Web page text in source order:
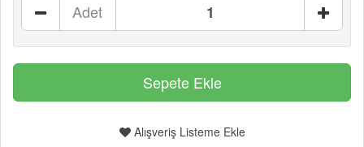
Adet
Alışveriş Listeme Ekle